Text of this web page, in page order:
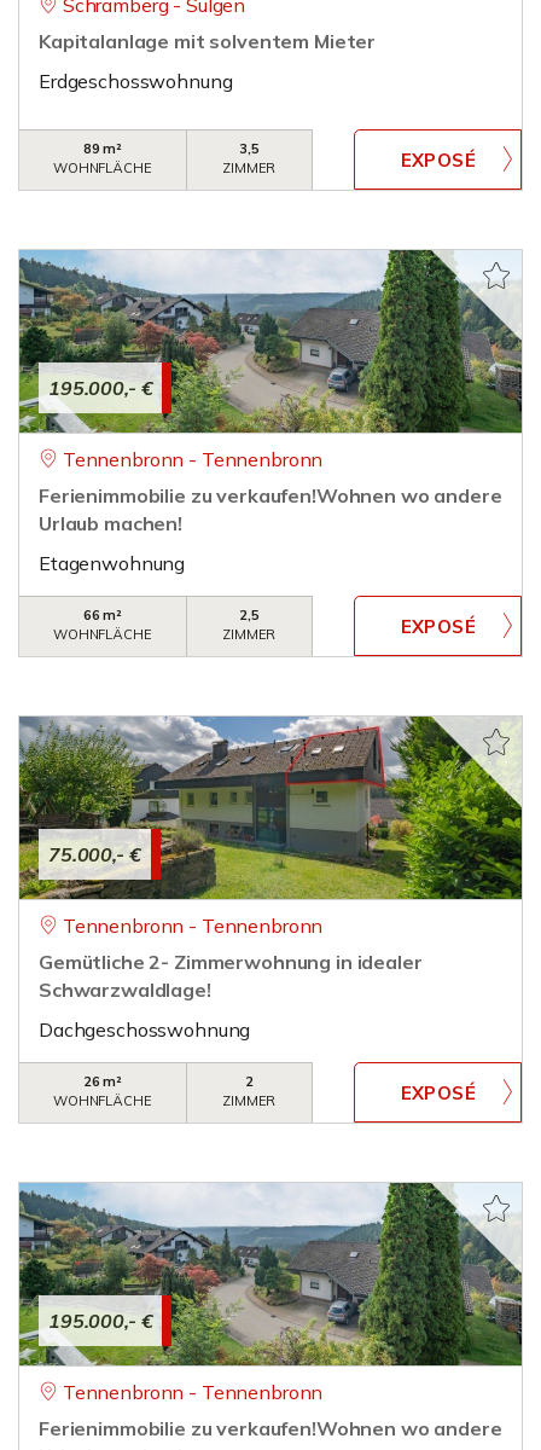
Schramberg - Sulgen
Kapitalanlage mit solventem Mieter
Erdgeschosswohnung
89 m²
WOHNFLÄCHE
3,5
ZIMMER
195.000,- €
Tennenbronn - Tennenbronn
Ferienimmobilie zu verkaufen!Wohnen wo andere
Urlaub machen!
Etagenwohnung
66 m²
WOHNFLÄCHE
2,5
ZIMMER
75.000,- €
Tennenbronn - Tennenbronn
Gemütliche 2- Zimmerwohnung in idealer
Schwarzwaldlage!
Dachgeschosswohnung
26 m²
WOHNFLÄCHE
2
ZIMMER
195.000,- €
Tennenbronn - Tennenbronn
Ferienimmobilie zu verkaufen!Wohnen wo andere